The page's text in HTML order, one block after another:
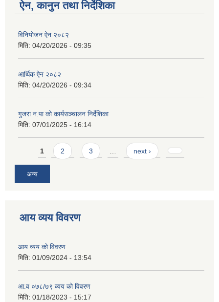
ऐन, कानुन तथा निर्देशिका
विनियोजन ऐन २०८२
मिति: 04/20/2026 - 09:35
आर्थिक ऐन २०८२
मिति: 04/20/2026 - 09:34
गुजरा न.पा को कार्यसञ्चालन निर्देशिका
मिति: 07/01/2025 - 16:14
Pages
1 2 3 … next ›
अन्य
आय व्यय विवरण
आय व्यय को विवरण
मिति: 01/09/2024 - 13:54
आ.व ०७८/७९ व्यय को विवरण
मिति: 01/18/2023 - 15:17